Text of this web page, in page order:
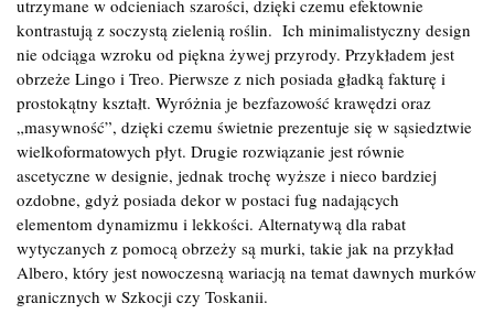
utrzymane w odcieniach szarości, dzięki czemu efektownie
kontrastują z soczystą zielenią roślin. Ich minimalistyczny design
nie odciąga wzroku od piękna żywej przyrody. Przykładem jest
obrzeże Lingo i Treo. Pierwsze z nich posiada gładką fakturę i
prostokątny kształt. Wyróżnia je bezfazowość krawędzi oraz
„masywność”, dzięki czemu świetnie prezentuje się w sąsiedztwie
wielkoformatowych płyt. Drugie rozwiązanie jest równie
ascetyczne w designie, jednak trochę wyższe i nieco bardziej
ozdobne, gdyż posiada dekor w postaci fug nadających
elementom dynamizmu i lekkości. Alternatywą dla rabat
wytyczanych z pomocą obrzeży są murki, takie jak na przykład
Albero, który jest nowoczesną wariacją na temat dawnych murków
granicznych w Szkocji czy Toskanii.